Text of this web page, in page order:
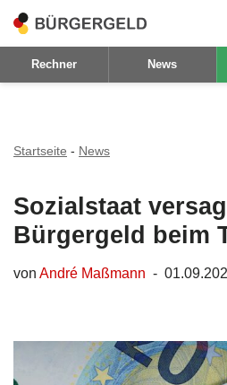
Zum
Inhalt
Rechner News
Startseite - News
Sozialstaat
Bürgergeld beim
von André Maßmann